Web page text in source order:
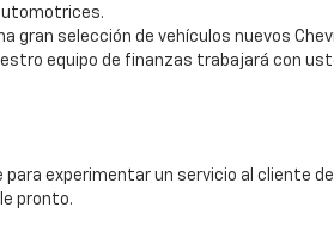
gran selección de vehículos nuevos
equipo de finanzas trabajará con
para experimentar un servicio al cliente
pronto.